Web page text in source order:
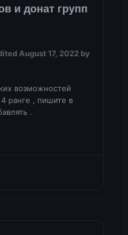
и донат групп
August 17, 2022 by
возможностей
ранге , пишите в
.